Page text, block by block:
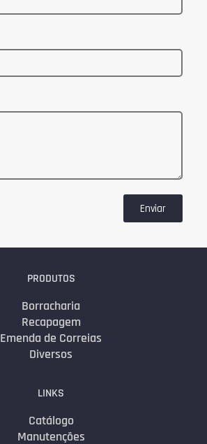
Enviar
PRODUTOS
Borracharia
Recapagem
Emenda de Correias
Diversos
LINKS
Catálogo
Manutenções